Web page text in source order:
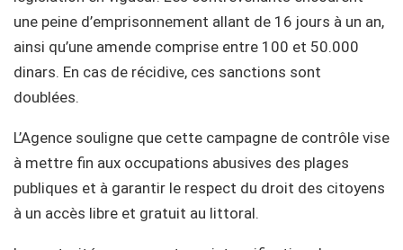
une peine d’emprisonnement allant de 16 jours à un an,
ainsi qu’une amende comprise entre 100 et 50.000
dinars. En cas de récidive, ces sanctions sont
doublées.
L’Agence souligne que cette campagne de contrôle vise
à mettre fin aux occupations abusives des plages
publiques et à garantir le respect du droit des citoyens
à un accès libre et gratuit au littoral.